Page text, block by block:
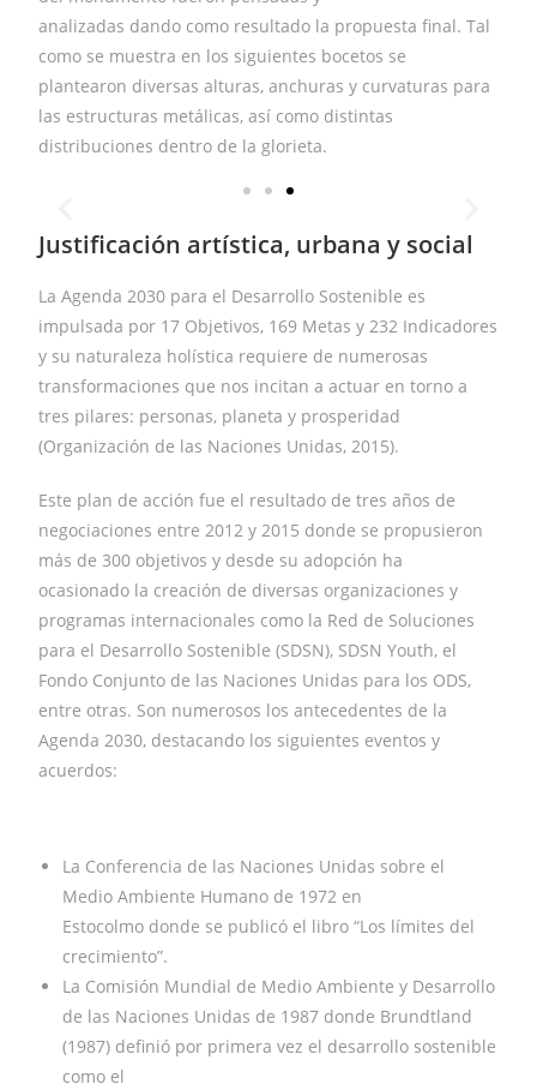
analizadas dando como resultado la propuesta final. Tal
como se muestra en los siguientes bocetos se
plantearon diversas alturas, anchuras y curvaturas para
las estructuras metálicas, así como distintas
distribuciones dentro de la glorieta.
Justificación artística, urbana y social
La Agenda 2030 para el Desarrollo Sostenible es
impulsada por 17 Objetivos, 169 Metas y 232 Indicadores
y su naturaleza holística requiere de numerosas
transformaciones que nos incitan a actuar en torno a
tres pilares: personas, planeta y prosperidad
(Organización de las Naciones Unidas, 2015).
Este plan de acción fue el resultado de tres años de
negociaciones entre 2012 y 2015 donde se propusieron
más de 300 objetivos y desde su adopción ha
ocasionado la creación de diversas organizaciones y
programas internacionales como la Red de Soluciones
para el Desarrollo Sostenible (SDSN), SDSN Youth, el
Fondo Conjunto de las Naciones Unidas para los ODS,
entre otras. Son numerosos los antecedentes de la
Agenda 2030, destacando los siguientes eventos y
acuerdos:
La Conferencia de las Naciones Unidas sobre el
Medio Ambiente Humano de 1972 en
Estocolmo donde se publicó el libro “Los límites del
crecimiento”.
La Comisión Mundial de Medio Ambiente y Desarrollo
de las Naciones Unidas de 1987 donde Brundtland
(1987) definió por primera vez el desarrollo sostenible
como el